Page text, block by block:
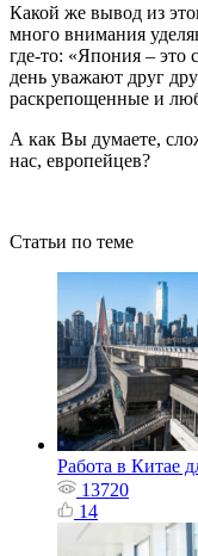
Какой же вывод из
много внимания
где-то: «Япония –
день уважают друг
раскрепощенные и
А как Вы думаете,
нас, европейцев?
Статьи по теме
Работа в Китае
13720
14